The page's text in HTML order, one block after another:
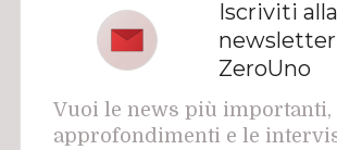
Iscriviti alla
ZeroUno
Vuoi le news più importanti,
approfondimenti e le